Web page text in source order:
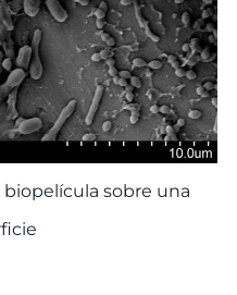
biopelícula sobre una